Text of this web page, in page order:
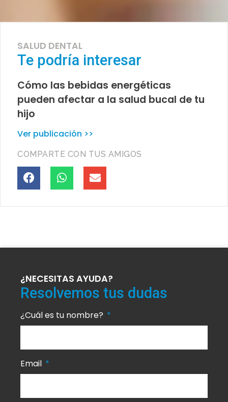
SALUD DENTAL
Te podría interesar
Cómo las bebidas energéticas
pueden afectar a la salud bucal de tu
hijo
Ver publicación >>
COMPARTE CON TUS AMIGOS
¿NECESITAS AYUDA?
Resolvemos tus dudas
¿Cuál es tu nombre?
Email